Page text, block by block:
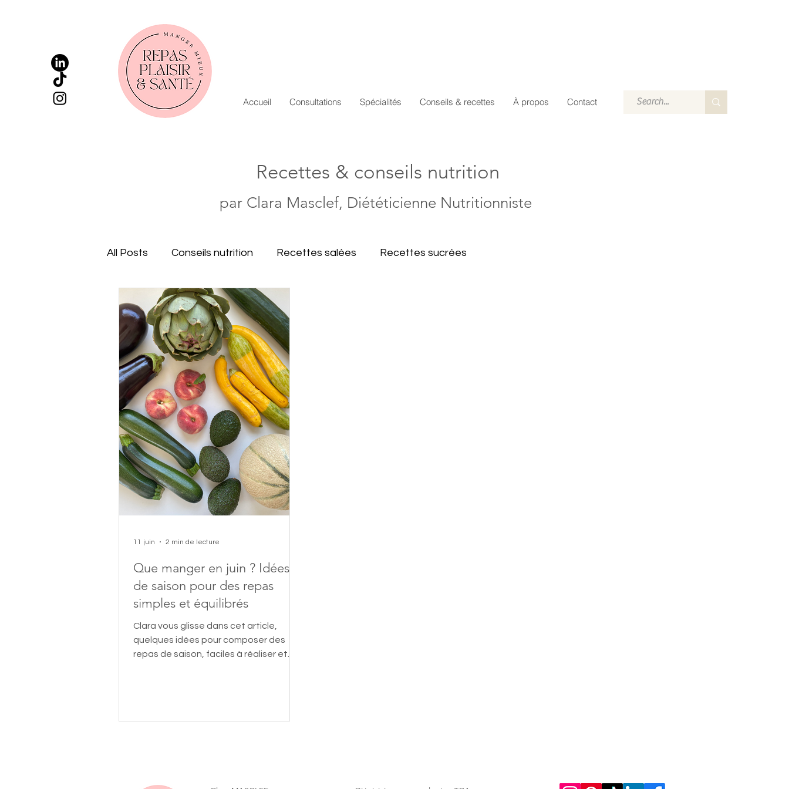
Accueil Consultations Spécialités Conseils & recettes À propos Contact
Recettes & conseils nutrition
par Clara Masclef, Diététicienne Nutritionniste
All Posts Conseils nutrition Recettes salées Recettes sucrées
Que manger en juin ? Idées
de saison pour des repas
simples et équilibrés
Clara vous glisse dans cet article,
quelques idées pour composer des
repas de saison, faciles à réaliser et
11 juin 2 min de lecture